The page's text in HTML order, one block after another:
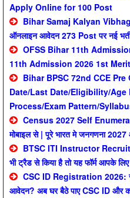
Apply Online for 100 Post
Bihar Samaj Kalyan Vibhag
ऑनलाइन आवेदन 273 Post पर नई
OFSS Bihar 11th
11th Admission 2026 1st
Bihar BPSC 72nd CCE
Date/Last Date/Eligibility/
Process/Exam Pattern/
Census 2027 Self
मोबाइल से | पूरे भारत मे जनगणना
BTSC ITI Instructor
भी ट्रैड से किया है तो यह फॉर्म आपके लिए
CSC ID Registration 2026:
आवेदन? अब घर बैठे पाए CSC ID और